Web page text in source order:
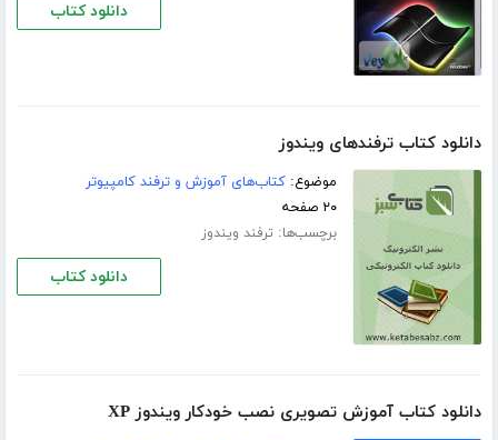
دانلود کتاب
دانلود کتاب ترفندهای ویندوز
موضوع:کتاب‌های آموزش و ترفند کامپیوتر
۲۰ صفحه
برچسب‌ها: ترفند ویندوز
دانلود کتاب
دانلود کتاب آموزش تصویری نصب خودکار ویندوز XP